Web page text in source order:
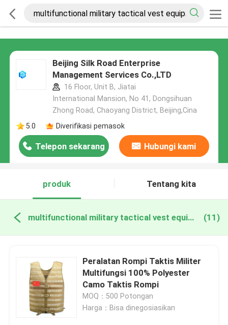
Beijing Silk Road Enterprise
Management Services Co.,LTD
16 Floor, Unit B, Jiatai
International Mansion, No 41, Dongsihuan
Zhong Road, Chaoyang District, Beijing,Cina
5.0
Diverifikasi pemasok
Telepon sekarang Hubungi kami
produk Tentang kita
multifunctional military tactical vest equipment pembuatan online (11)
Peralatan Rompi Taktis Militer
Multifungsi 100% Polyester
Camo Taktis Rompi
MOQ：500 Potongan
Harga：Bisa dinegosiasikan